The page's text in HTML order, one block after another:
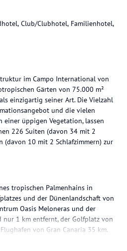
Club/Clubhotel, Familienhotel,
im Campo International von
Gärten von 75.000 m²
einzigartig seiner Art. Die Vielzahl
und die vielen
einer üppigen Vegetation, lassen
226 Suiten (davon 34 mit 2
(davon 10 mit 2 Schlafzimmern) zur
tropischen Palmenhains in
und der Dünenlandschaft von
Oasis Meloneras und der
nur 1 km entfernt, der Golfplatz von
von Gran Canaria 35 km.